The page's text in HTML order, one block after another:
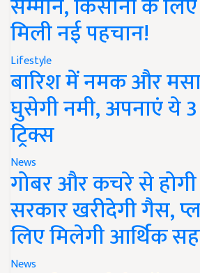
सम्मान, किसानों के
मिली नई पहचान!
Lifestyle
बारिश में नमक और
घुसेगी नमी, अपनाएं ये
ट्रिक्स
News
गोबर और कचरे से
सरकार खरीदेगी गैस,
लिए मिलेगी आर्थिक
News